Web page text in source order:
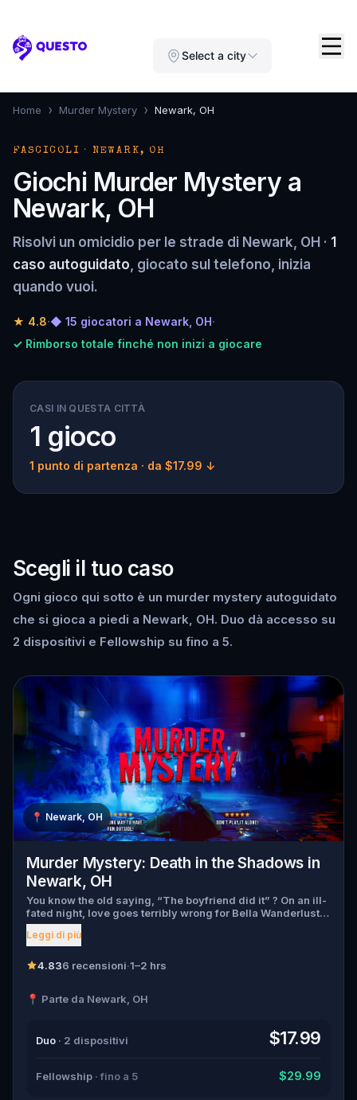
Questo Select a city
Home › Murder Mystery › Newark, OH
FASCICOLI · NEWARK, OH
Giochi Murder Mystery a
Newark, OH
Risolvi un omicidio per le strade di Newark, OH · 1
caso autoguidato, giocato sul telefono, inizia
quando vuoi.
★ 4.8·◆ 15 giocatori a Newark, OH·
✓ Rimborso totale finché non inizi a giocare
CASI IN QUESTA CITTÀ
1 gioco
1 punto di partenza · da $17.99 ↓
Scegli il tuo caso
Ogni gioco qui sotto è un murder mystery autoguidato
che si gioca a piedi a Newark, OH. Duo dà accesso su
2 dispositivi e Fellowship su fino a 5.
📍 Newark, OH
Murder Mystery: Death in the Shadows in
Newark, OH
You know the old saying, “The boyfriend did it” ? On an ill-
fated night, love goes terribly wrong for Bella Wanderlust
and Walter Bridges . Bella, a famous travel blogger, was
found dead during a ghost tour led by the theatrical Percy
Walter, the obsessed boyfriend? Percy, the ghost tour
suspects, and expose the real murderer before they strike
Leggi di più
4.836 recensioni·1–2 hrs
📍 Parte da Newark, OH
Duo · 2 dispositivi $17.99
Fellowship · fino a 5 $29.99